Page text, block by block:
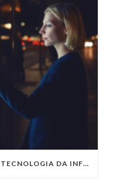
QUAIS SÃO AS TENDÊNCIAS DA TECNOLOGIA DA INFORMAÇÃO PARA 2023?